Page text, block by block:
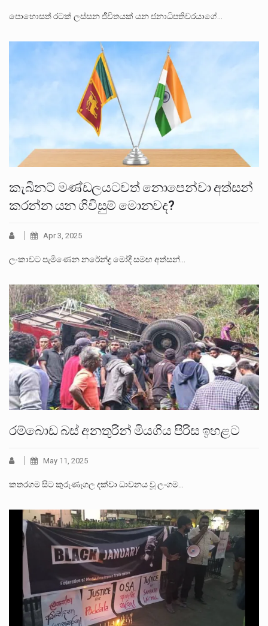
පොහොසත් රටක් ලස්සන ජීවිතයක් යන ජනාධිපතිවරයාගේ…
කැබිනට් මණ්ඩලයටවත් නොපෙන්වා අත්සන්
කරන්න යන ගිවිසුම් මොනවද?
Apr 3, 2025
ලංකාවට පැමිණෙන නරේන්ද්‍ර මෝදී සමඟ අත්සන්…
රම්බොඩ බස් අනතුරින් මියගිය පිරිස ඉහළට
May 11, 2025
කතරගම සිට කුරුණෑගල දක්වා ධාවනය වූ ලංගම…